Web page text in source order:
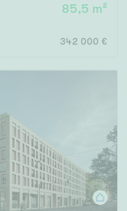
85,5 m²
342 000 €